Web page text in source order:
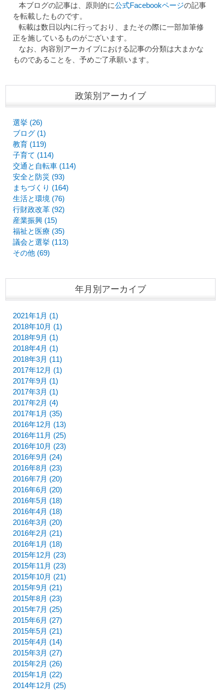
本ブログの記事は、原則的に公式Facebookページの記事
を転載したものです。
転載は数日以内に行っており、またその際に一部加筆修
正を施しているものがございます。
なお、内容別アーカイブにおける記事の分類は大まかな
ものであることを、予めご了承願います。
政策別アーカイブ
選挙 (26)
ブログ (1)
教育 (119)
子育て (114)
交通と自転車 (114)
安全と防災 (93)
まちづくり (164)
生活と環境 (76)
行財政改革 (92)
産業振興 (15)
福祉と医療 (35)
議会と選挙 (113)
その他 (69)
年月別アーカイブ
2021年1月 (1)
2018年10月 (1)
2018年9月 (1)
2018年4月 (1)
2018年3月 (11)
2017年12月 (1)
2017年9月 (1)
2017年3月 (1)
2017年2月 (4)
2017年1月 (35)
2016年12月 (13)
2016年11月 (25)
2016年10月 (23)
2016年9月 (24)
2016年8月 (23)
2016年7月 (20)
2016年6月 (20)
2016年5月 (18)
2016年4月 (18)
2016年3月 (20)
2016年2月 (21)
2016年1月 (18)
2015年12月 (23)
2015年11月 (23)
2015年10月 (21)
2015年9月 (21)
2015年8月 (23)
2015年7月 (25)
2015年6月 (27)
2015年5月 (21)
2015年4月 (14)
2015年3月 (27)
2015年2月 (26)
2015年1月 (22)
2014年12月 (25)